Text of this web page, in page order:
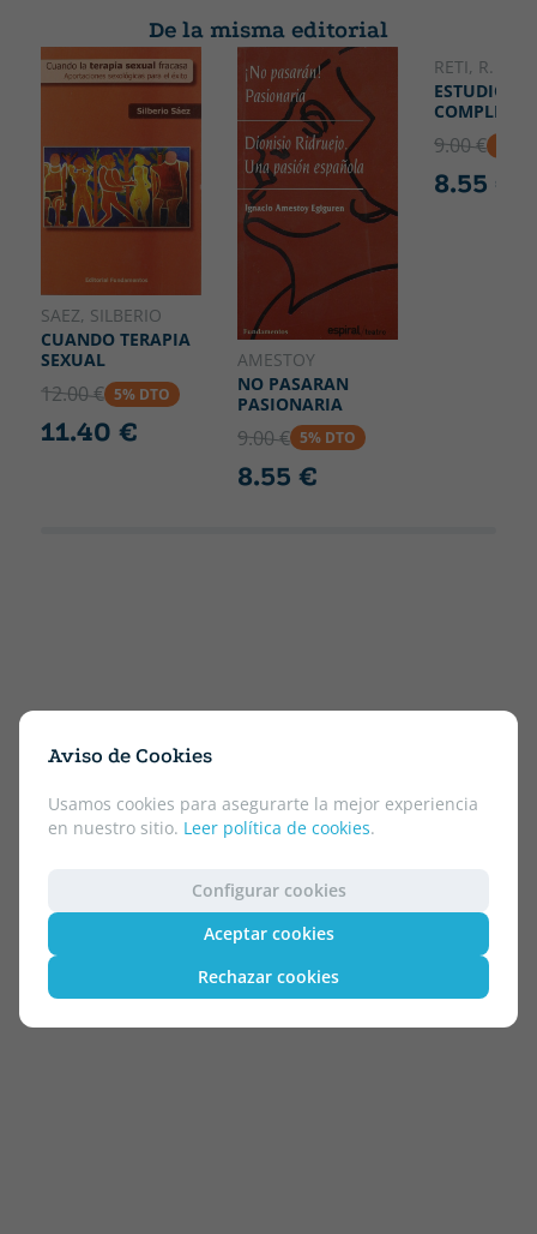
Aviso de Cookies
Usamos cookies para asegurarte la mejor experiencia
en nuestro sitio. Leer política de cookies.
Configurar cookies
Aceptar cookies
Rechazar cookies
De la misma editorial
SAEZ, SILBERIO
CUANDO TERAPIA
SEXUAL
12.00 € 5% DTO
11.40 €
AMESTOY
NO PASARAN
PASIONARIA
9.00 € 5% DTO
8.55 €
RETI, R.
ESTUDIOS
COMPLETOS
9.00 €
8.55 €